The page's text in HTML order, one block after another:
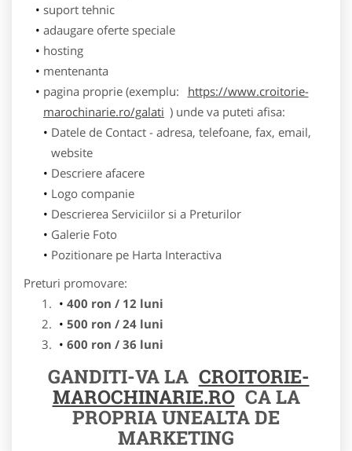
suport tehnic
adaugare oferte speciale
hosting
mentenanta
pagina proprie (exemplu:
https://www.croitorie-
marochinarie.ro/galati ) unde va puteti afisa:
Datele de Contact - adresa, telefoane, fax, email,
website
Descriere afacere
Logo companie
Descrierea Serviciilor si a Preturilor
Galerie Foto
Pozitionare pe Harta Interactiva
Preturi promovare:
400 ron / 12 luni
500 ron / 24 luni
600 ron / 36 luni
GANDITI-VA LA CROITORIE-
MAROCHINARIE.RO CA LA
PROPRIA UNEALTA DE
MARKETING